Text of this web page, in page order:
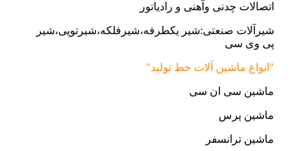
اتصالات چدنی وآهنی و رادیاتور
شیرآلات صنعتی:شیر یکطرفه،شیرفلکه،شیرتوپی،شیر
پی وی سی
"انواع ماشین آلات خط تولید"
ماشین سی ان سی
ماشین پرس
ماشین ترانسفر